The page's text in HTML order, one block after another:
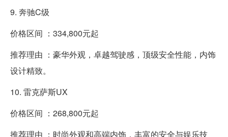
9. 奔驰C级
价格区间 ：334,800元起
推荐理由 ：豪华外观，卓越驾驶感，顶级安全性能，内饰
设计精致。
10. 雷克萨斯UX
价格区间 ：268,800元起
推荐理由 ：时尚外观和高端内饰，丰富的安全与娱乐技